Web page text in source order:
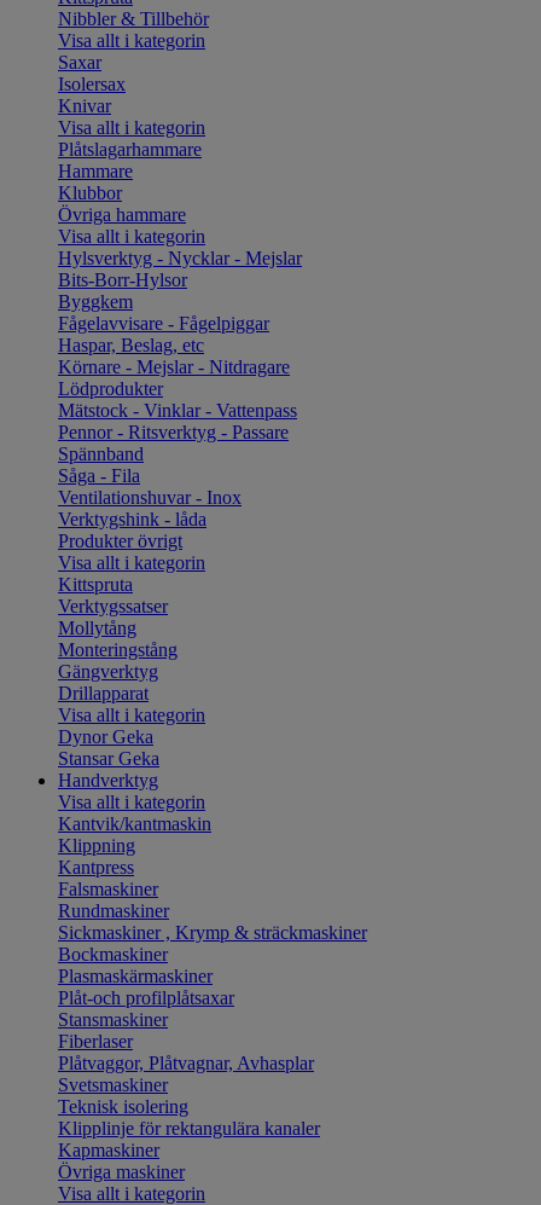
Nibbler & Tillbehör
Visa allt i kategorin
Saxar
Isolersax
Knivar
Visa allt i kategorin
Plåtslagarhammare
Hammare
Klubbor
Övriga hammare
Visa allt i kategorin
Hylsverktyg - Nycklar - Mejslar
Bits-Borr-Hylsor
Byggkem
Fågelavvisare - Fågelpiggar
Haspar, Beslag, etc
Körnare - Mejslar - Nitdragare
Lödprodukter
Mätstock - Vinklar - Vattenpass
Pennor - Ritsverktyg - Passare
Spännband
Såga - Fila
Ventilationshuvar - Inox
Verktygshink - låda
Produkter övrigt
Visa allt i kategorin
Kittspruta
Verktygssatser
Mollytång
Monteringstång
Gängverktyg
Drillapparat
Visa allt i kategorin
Dynor Geka
Stansar Geka
Handverktyg
Visa allt i kategorin
Kantvik/kantmaskin
Klippning
Kantpress
Falsmaskiner
Rundmaskiner
Sickmaskiner , Krymp & sträckmaskiner
Bockmaskiner
Plasmaskärmaskiner
Plåt-och profilplåtsaxar
Stansmaskiner
Fiberlaser
Plåtvaggor, Plåtvagnar, Avhasplar
Svetsmaskiner
Teknisk isolering
Klipplinje för rektangulära kanaler
Kapmaskiner
Övriga maskiner
Visa allt i kategorin